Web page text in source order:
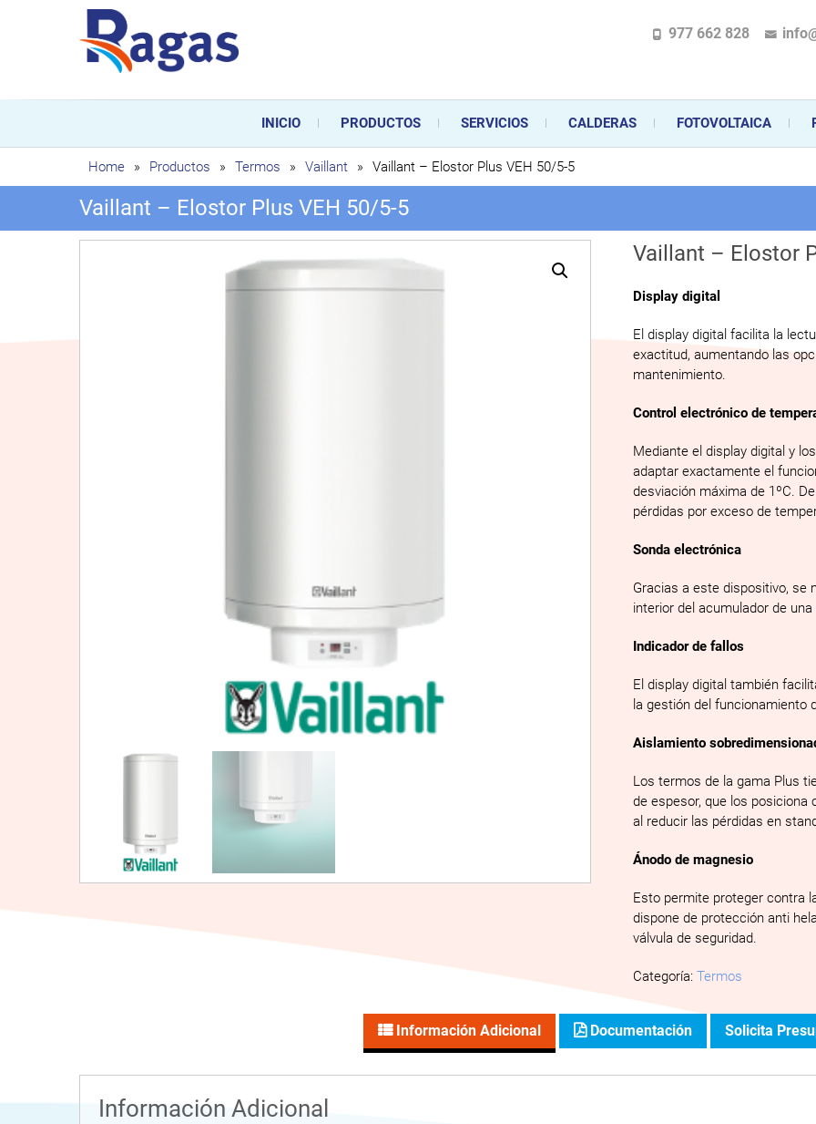
Ragas
Ragas S.L es una empresa especializada en la instalación, comercialización y mantenimiento de gas y
durante toda la vida útil de sus aparatos de gas, climatización o electrodomésticos, desde el
977 662 828
INICIO PRODUCTOS SERVICIOS CALDERAS FOTOVOLTAICA
Home » Productos » Termos » Vaillant » Vaillant – Elostor Plus VEH 50/5-5
Vaillant – Elostor Plus VEH 50/5-5
Vaillant – Elostor
Display digital
El display digital facilita la
exactitud, aumentando las
mantenimiento.
Control electrónico de
Mediante el display digital y
adaptar exactamente el
desviación máxima de 1ºC.
pérdidas por exceso de
Sonda electrónica
Gracias a este dispositivo, se
interior del acumulador de
Indicador de fallos
El display digital también
la gestión del funcionamiento
Aislamiento
Los termos de la gama Plus
de espesor, que los
al reducir las pérdidas en
Ánodo de magnesio
Esto permite proteger contra
dispone de protección anti
válvula de seguridad.
Categoría:Termos
Información Adicional Documentación Solicita
Información Adicional